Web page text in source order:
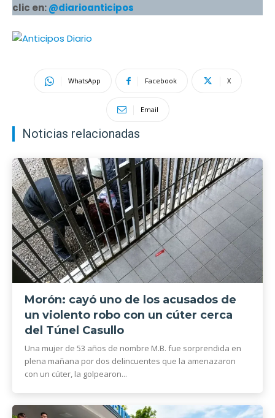
clic en:@diarioanticipos
WhatsApp Facebook X
Email
Noticias relacionadas
Morón: cayó uno de los acusados de
un violento robo con un cúter cerca
del Túnel Casullo
Una mujer de 53 años de nombre M.B. fue sorprendida en
plena mañana por dos delincuentes que la amenazaron
con un cúter, la golpearon...